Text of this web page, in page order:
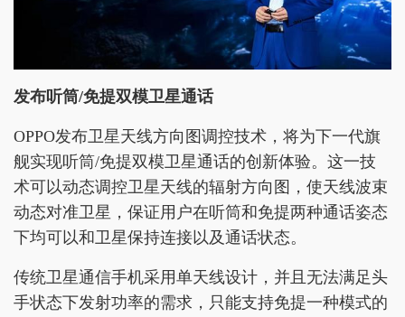
发布听筒/免提双模卫星通话
OPPO发布卫星天线方向图调控技术，将为下一代旗
舰实现听筒/免提双模卫星通话的创新体验。这一技
术可以动态调控卫星天线的辐射方向图，使天线波束
动态对准卫星，保证用户在听筒和免提两种通话姿态
下均可以和卫星保持连接以及通话状态。
传统卫星通信手机采用单天线设计，并且无法满足头
手状态下发射功率的需求，只能支持免提一种模式的